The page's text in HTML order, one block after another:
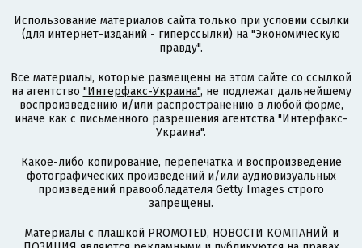
Использование материалов сайта только при условии ссылки
(для интернет-изданий - гиперссылки) на "Экономическую
правду".
Все материалы, которые размещены на этом сайте со ссылкой
на агентство "Интерфакс-Украина", не подлежат дальнейшему
воспроизведению и/или распространению в любой форме,
иначе как с письменного разрешения агентства "Интерфакс-
Украина".
Какое-либо копирование, перепечатка и воспроизведение
фотографических произведений и/или аудиовизуальных
произведений правообладателя Getty Images строго
запрещены.
Материалы с плашкой PROMOTED, НОВОСТИ КОМПАНИЙ и